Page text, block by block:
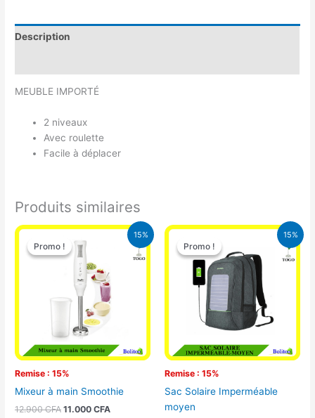
Description
MEUBLE IMPORTÉ
2 niveaux
Avec roulette
Facile à déplacer
Produits similaires
15%
Promo !
Remise : 15%
Promo !
Mixeur à main Smoothie
12.900CFA
Le
prix
initial
était :
12.900 CFA.
11.000CFA
Le
15%
Promo !
Remise : 15%
Promo !
Sac Solaire Imperméable
moyen
Le
prix
initial
était :
29.500 CFA.
Le
prix
actuel